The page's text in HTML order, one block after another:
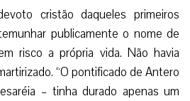
cristão daqueles primeiros
publicamente o nome de
risco a própria vida. Não havia
“O pontificado de Antero
– tinha durado apenas um